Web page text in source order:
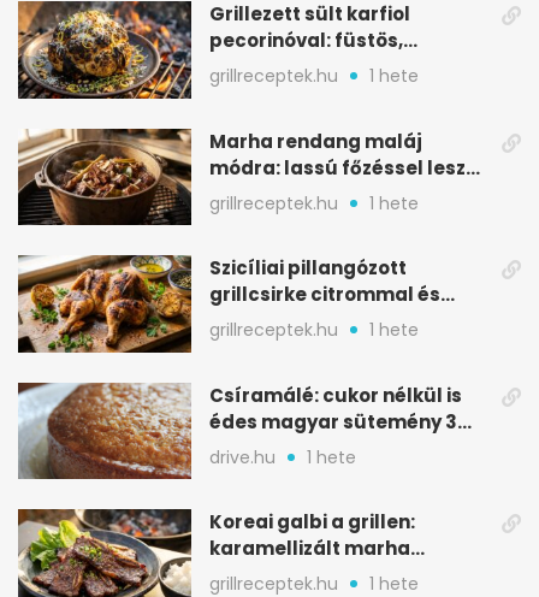
Grillezett sült karfiol
pecorinóval: füstös,
karamellizált nyári kedvenc
grillreceptek.hu 1 hete
Marha rendang maláj
módra: lassú főzéssel lesz
igazán szaftos
grillreceptek.hu 1 hete
Szicíliai pillangózott
grillcsirke citrommal és
oregánóval
grillreceptek.hu 1 hete
Csíramálé: cukor nélkül is
édes magyar sütemény 3
alapanyagból
drive.hu 1 hete
Koreai galbi a grillen:
karamellizált marha
rövidborda gyorsan
grillreceptek.hu 1 hete